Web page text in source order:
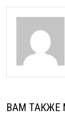
ВАМ ТАКЖЕ